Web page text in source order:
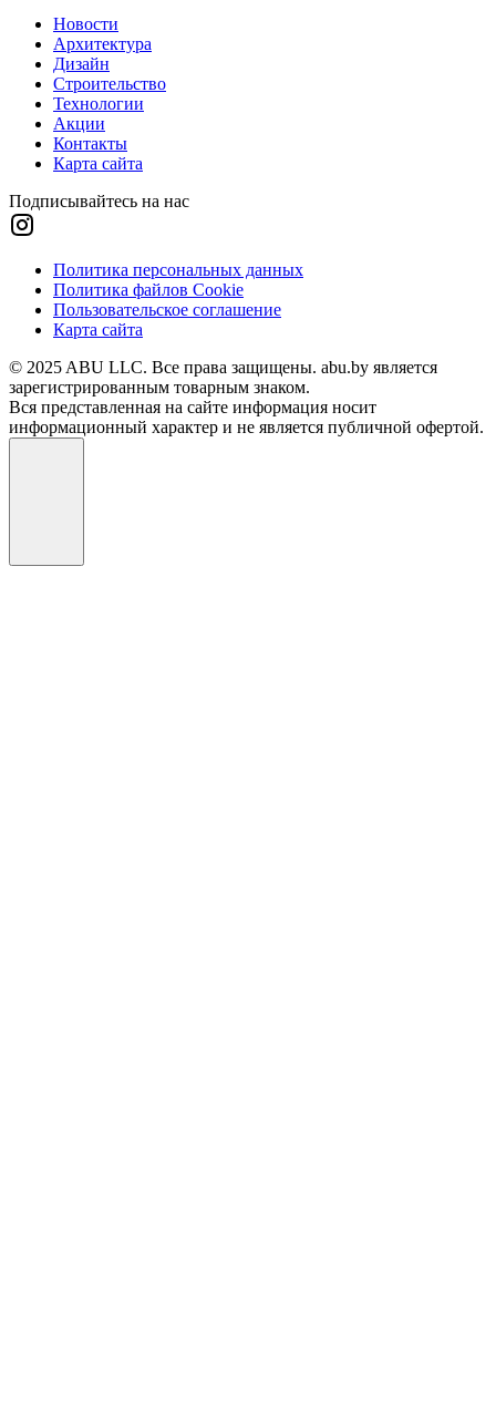
Новости
Архитектура
Дизайн
Строительство
Технологии
Акции
Контакты
Карта сайта
Подписывайтесь на нас
Политика персональных данных
Политика файлов Cookie
Пользовательское соглашение
Карта сайта
© 2025 ABU LLC. Все права защищены. abu.by является
зарегистрированным товарным знаком.
Вся представленная на сайте информация носит
информационный характер и не является публичной офертой.